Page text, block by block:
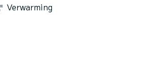
Verwarming